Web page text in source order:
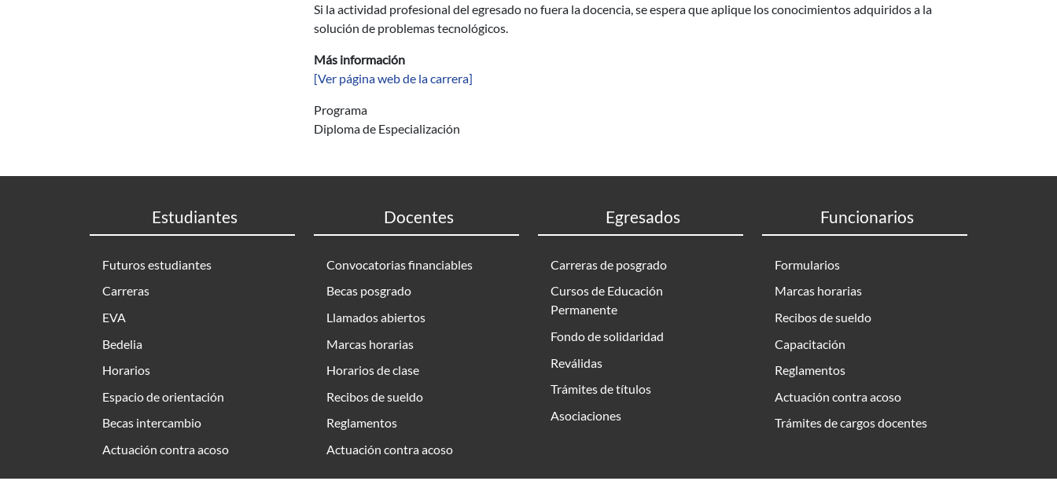
Si la actividad profesional del egresado no fuera la docencia, se espera que aplique los conocimientos adquiridos a la
solución de problemas tecnológicos.
Más información
[Ver página web de la carrera]
Programa
Diploma de Especialización
Estudiantes
Futuros estudiantes
Carreras
EVA
Bedelia
Horarios
Espacio de orientación
Becas intercambio
Actuación contra acoso
Docentes
Convocatorias financiables
Becas posgrado
Llamados abiertos
Marcas horarias
Horarios de clase
Recibos de sueldo
Reglamentos
Actuación contra acoso
Egresados
Carreras de posgrado
Cursos de Educación
Permanente
Fondo de solidaridad
Reválidas
Trámites de títulos
Asociaciones
Funcionarios
Formularios
Marcas horarias
Recibos de sueldo
Capacitación
Reglamentos
Actuación contra acoso
Trámites de cargos docentes